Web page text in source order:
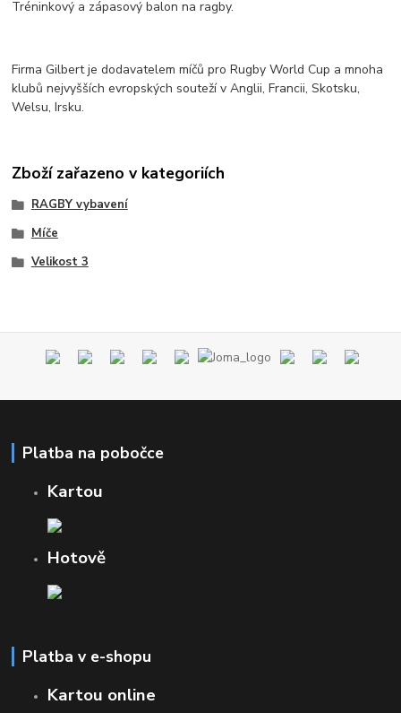
Tréninkový a zápasový balon na ragby.
Firma Gilbert je dodavatelem míčů pro Rugby World Cup a mnoha
klubů nejvyšších evropských souteží v Anglii, Francii, Skotsku,
Welsu, Irsku.
Zboží zařazeno v kategoriích
RAGBY vybavení
Míče
Velikost 3
Platba na pobočce
Kartou
Hotově
Platba v e-shopu
Kartou online